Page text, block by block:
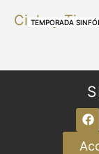
NUESTRAS
NUESTRAS
OTRAS MÚSICAS
NUESTRAS
NUESTRAS
TEMPORADA
TEMPORADA
TEMPORADA
Cielo y
TEMPORADA